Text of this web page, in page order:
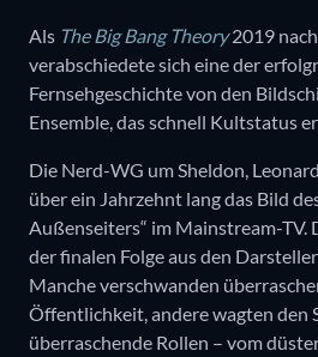
Als The Big Bang Theory2019
verabschiedete sich eine der
Fernsehgeschichte von den
Ensemble, das schnell Kultstatus
Die Nerd-WG um Sheldon,
über ein Jahrzehnt lang das Bild
Außenseiters“ im Mainstream-TV.
der finalen Folge aus den
Manche verschwanden
Öffentlichkeit, andere wagten den
überraschende Rollen – vom